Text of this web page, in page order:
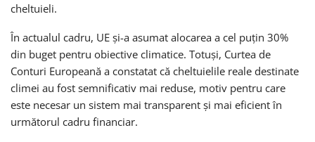
cheltuieli.
În actualul cadru, UE și-a asumat alocarea a cel puțin 30%
din buget pentru obiective climatice. Totuși, Curtea de
Conturi Europeană a constatat că cheltuielile reale destinate
climei au fost semnificativ mai reduse, motiv pentru care
este necesar un sistem mai transparent și mai eficient în
următorul cadru financiar.